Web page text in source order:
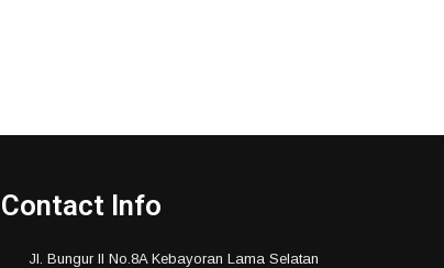
Contact Info
Jl. Bungur II No.8A Kebayoran Lama Selatan